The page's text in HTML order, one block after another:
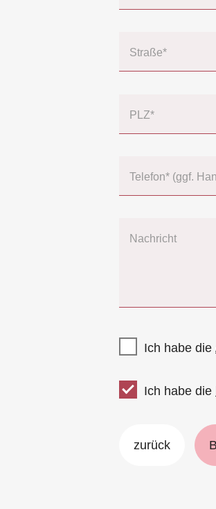
Straße*
PLZ*
Telefon* (ggf.
Nachricht
Ich habe die
Ich habe die
zurück